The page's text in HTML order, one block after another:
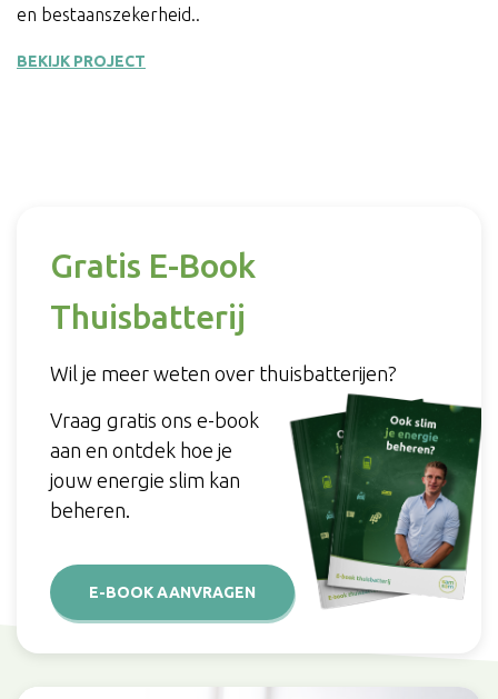
en bestaanszekerheid..
BEKIJK PROJECT
Gratis E-Book
Thuisbatterij
Wil je meer weten over thuisbatterijen?
Vraag gratis ons e-book
aan en ontdek hoe je
jouw energie slim kan
beheren.
E-BOOK AANVRAGEN